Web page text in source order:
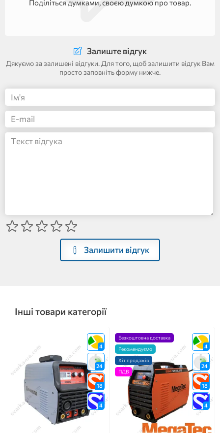
Поділіться думками, своєю думкою про товар.
Залиште відгук
Дякуємо за залишені відгуки. Для того, щоб залишити відгук Вам
просто заповніть форму нижче.
Залишити відгук
Інші товари категорії
4
24
18
4
4
24
18
4
Безкоштовна доставка
Рекомендуємо
Хіт продажів
ПДВ